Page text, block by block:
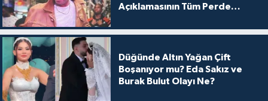
Açıklamasının Tüm Perde
Düğünde Altın Yağan Çift
Boşanıyor mu? Eda Sakız ve
Burak Bulut Olayı Ne?